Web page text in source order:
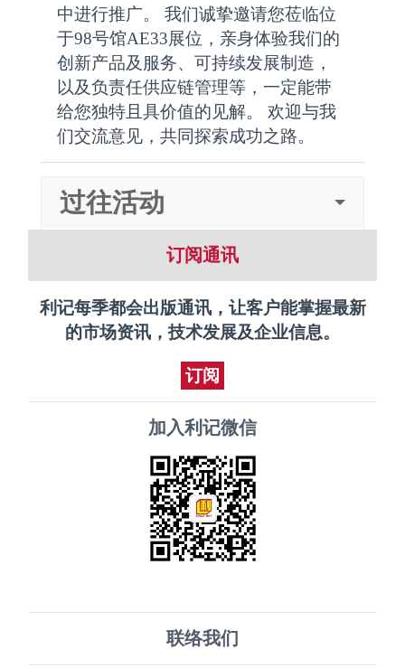
中进行推广。 我们诚挚邀请您莅临位
于98号馆AE33展位，亲身体验我们的
创新产品及服务、可持续发展制造，
以及负责任供应链管理等，一定能带
给您独特且具价值的见解。 欢迎与我
们交流意见，共同探索成功之路。
过往活动
订阅通讯
利记每季都会出版通讯，让客户能掌握最新
的市场资讯，技术发展及企业信息。
订阅
加入利记微信
联络我们